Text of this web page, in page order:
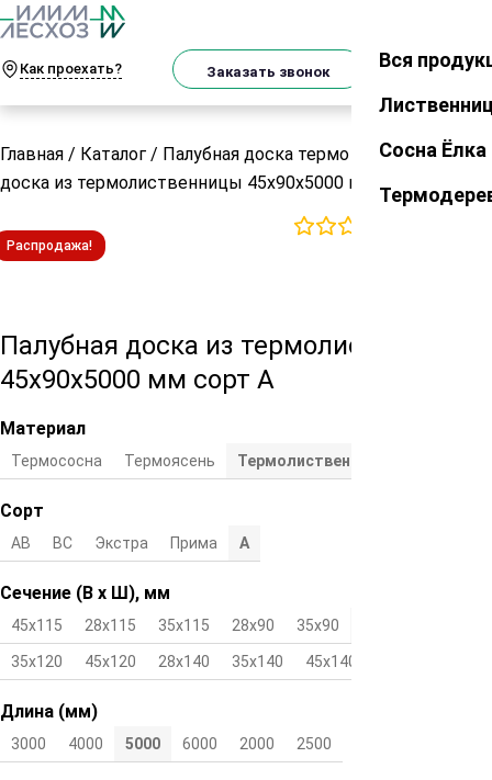
Как проехать? Заказать звонок Закрыть
Вся
Сосна Ёлка
Главная / Каталог / Палубная доска термо
Палубная
доска из термолиственницы 45х90х5000 мм сорт А
Распродажа!
Палубная доска из термолиственницы
45х90х5000 мм сорт А
Материал
Термососна Термоясень Термолиственница
Сорт
АВ ВС Экстра Прима А
Сечение (В х Ш), мм
45х115 28х115 35х115 28х90 35х90
35х120 45х120 28х140 35х140 45х140
Длина (мм)
3000 4000 5000 6000 2000 2500